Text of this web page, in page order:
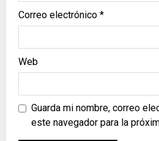
Correo electrónico *
Web
Guarda mi nombre, correo
este navegador para la